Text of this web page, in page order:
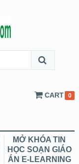
CART 0
MỞ KHÓA TIN
HỌC SOẠN GIÁO
ÁN E-LEARNING